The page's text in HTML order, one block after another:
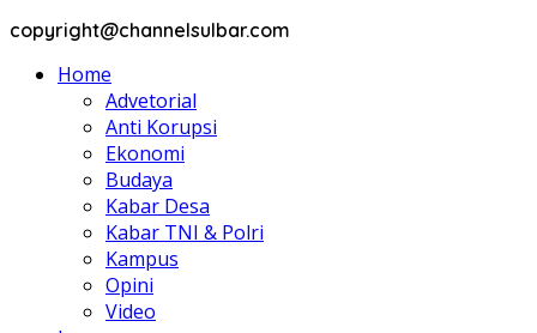
copyright@channelsulbar.com
Home
Advetorial
Anti Korupsi
Ekonomi
Budaya
Kabar Desa
Kabar TNI & Polri
Kampus
Opini
Video